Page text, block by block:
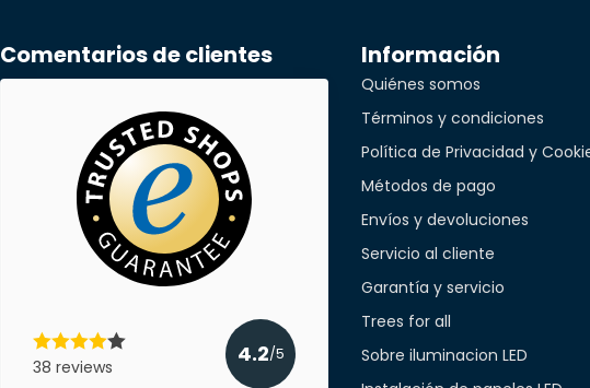
Comentarios de clientes
38 reviews
4.2/5
Información
Quiénes somos
Términos y condiciones
Política de Privacidad y
Métodos de pago
Envíos y devoluciones
Servicio al cliente
Garantía y servicio
Trees for all
Sobre iluminacion LED